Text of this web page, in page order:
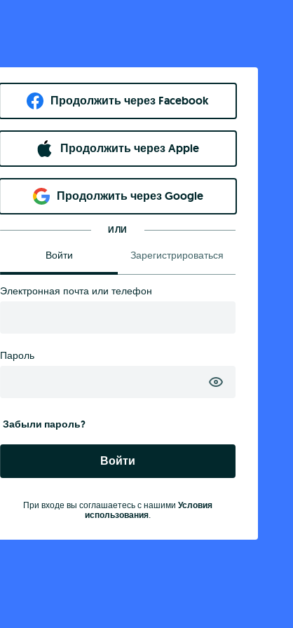
Продолжить через Facebook
Продолжить через Apple
Продолжить через Google
ИЛИ
Войти Зарегистрироваться
Электронная почта или телефон
Пароль
Забыли пароль?
Войти
При входе вы соглашаетесь с нашими Условия
использования.